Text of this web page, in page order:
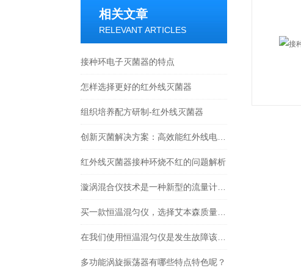
相关文章
RELEVANT ARTICLES
接种环电子灭菌器的特点
怎样选择更好的红外线灭菌器
组织培养配方研制-红外线灭菌器
红外线灭菌器接种环烧不红的问题解析
多功能涡旋振荡器有哪些特点特色呢？